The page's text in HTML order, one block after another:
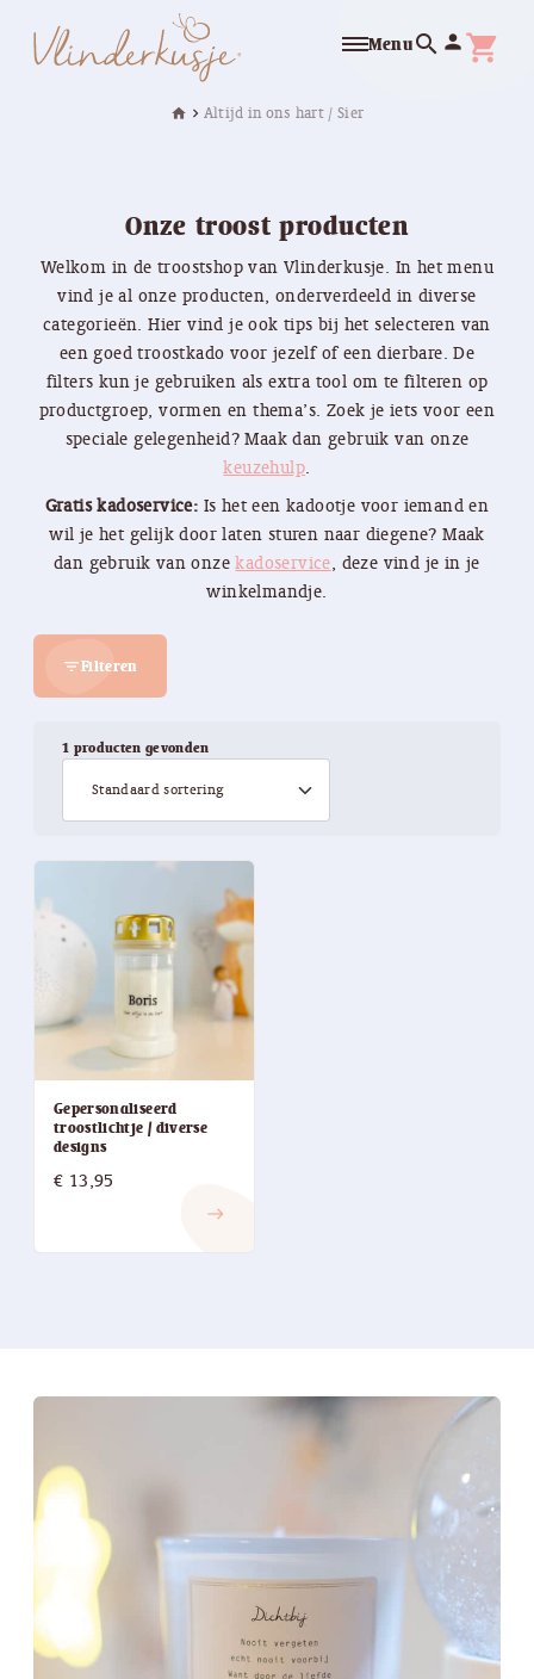
Menusearch person shopping_cart
home chevron_right Altijd in ons hart / Sier
Onze troost producten
Welkom in de troostshop van Vlinderkusje. In het menu
vind je al onze producten, onderverdeeld in diverse
categorieën. Hier vind je ook tips bij het selecteren van
een goed troostkado voor jezelf of een dierbare. De
filters kun je gebruiken als extra tool om te filteren op
productgroep, vormen en thema’s. Zoek je iets voor een
speciale gelegenheid? Maak dan gebruik van onze
keuzehulp.
Gratis kadoservice: Is het een kadootje voor iemand en
wil je het gelijk door laten sturen naar diegene? Maak
dan gebruik van onzekadoservice, deze vind je in je
winkelmandje.
filter_listFilteren
1 producten gevonden
Gepersonaliseerd
troostlichtje / diverse
designs
€ 13,95
east